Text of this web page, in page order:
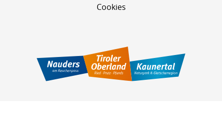
Cookies